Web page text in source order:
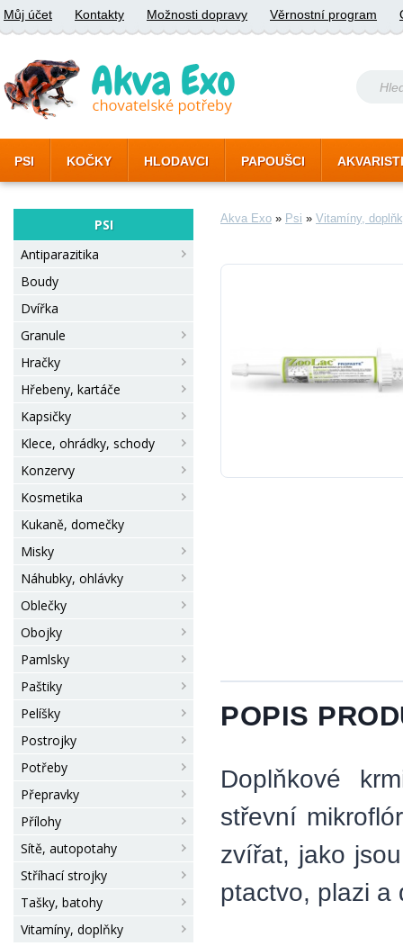
Můj účet Kontakty Možnosti dopravy Věrnostní program
PSI KOČKY HLODAVCI PAPOUŠCI
PSI
Antiparazitika
Boudy
Dvířka
Granule
Hračky
Hřebeny, kartáče
Kapsičky
Klece, ohrádky, schody
Konzervy
Kosmetika
Kukaně, domečky
Misky
Náhubky, ohlávky
Oblečky
Obojky
Pamlsky
Paštiky
Pelíšky
Postrojky
Potřeby
Přepravky
Přílohy
Sítě, autopotahy
Stříhací strojky
Tašky, batohy
Vitamíny, doplňky
Akva Exo » Psi » Vitamíny,
POPIS
Doplňkové
střevní
zvířat, jako
ptactvo, plazi a